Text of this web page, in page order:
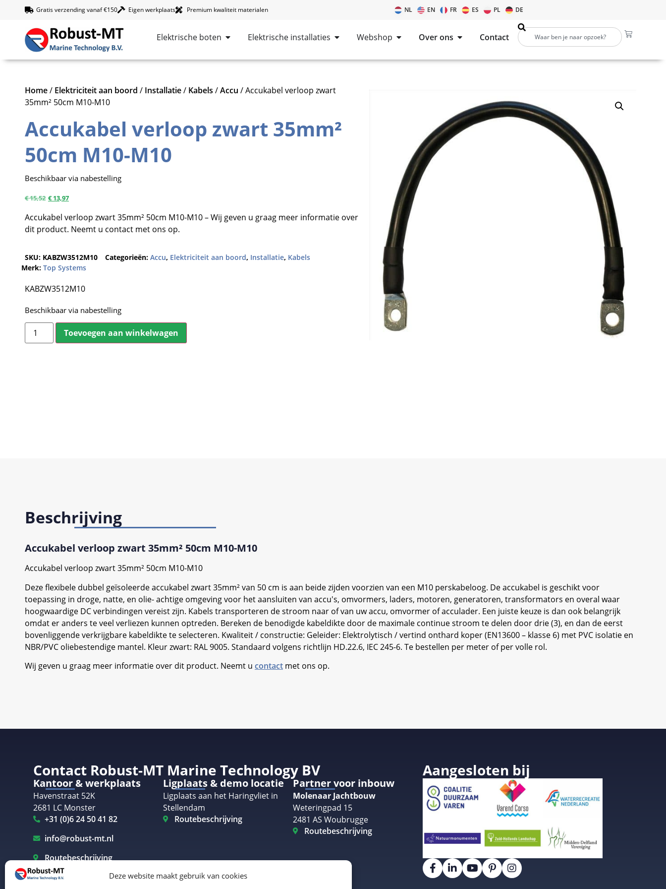
Deze website maakt gebruik van cookies
Gratis verzending vanaf €150 Eigen werkplaats Premium kwaliteit materialen NL EN FR ES PL DE
Elektrische boten Elektrische installaties Webshop Over ons Contact
Home/ Elektriciteit aan boord / Installatie/ Kabels /Accu / Accukabel verloop zwart
35mm² 50cm M10-M10
Accukabel verloop zwart 35mm²
50cm M10-M10
Beschikbaar via nabestelling
€15,52 €13,97
Accukabel verloop zwart 35mm² 50cm M10-M10 – Wij geven u graag meer informatie over
dit product. Neemt u contact met ons op.
SKU: KABZW3512M10 Categorieën: Accu, Elektriciteit aan boord, Installatie, Kabels
Merk: Top Systems
KABZW3512M10
Beschikbaar via nabestelling
Toevoegen aan winkelwagen
Beschrijving
Accukabel verloop zwart 35mm² 50cm M10-M10
Accukabel verloop zwart 35mm² 50cm M10-M10
Deze flexibele dubbel geïsoleerde accukabel zwart 35mm² van 50 cm is aan beide zijden voorzien van een M10 perskabeloog. De accukabel is geschikt voor
toepassing in droge, natte, en olie- achtige omgeving voor het aansluiten van accu's, omvormers, laders, motoren, generatoren, transformators en overal waar
hoogwaardige DC verbindingen vereist zijn. Kabels transporteren de stroom naar of van uw accu, omvormer of acculader. Een juiste keuze is dan ook belangrijk
omdat er anders te veel verliezen kunnen optreden. Bereken de benodigde kabeldikte door de maximale continue stroom te delen door drie (3), en dan de eerst
bovenliggende verkrijgbare kabeldikte te selecteren. Kwaliteit / constructie: Geleider: Elektrolytisch / vertind onthard koper (EN13600 – klasse 6) met PVC isolatie en
NBR/PVC oliebestendige mantel. Kleur zwart: RAL 9005. Standaard volgens richtlijn HD.22.6, IEC 245-6. Te bestellen per meter of per volle rol.
Wij geven u graag meer informatie over dit product. Neemt u contact met ons op.
Contact Robust-MT Marine Technology BV
Kantoor & werkplaats
Havenstraat 52K
2681 LC Monster
+31 (0)6 24 50 41 82
info@robust-mt.nl
Routebeschrijving
Ligplaats & demo locatie
Ligplaats aan het Haringvliet in
Stellendam
Routebeschrijving
Partner voor inbouw
Molenaar Jachtbouw
Weteringpad 15
2481 AS Woubrugge
Routebeschrijving
Aangesloten bij